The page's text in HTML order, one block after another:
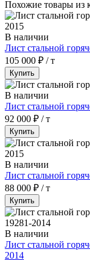
Похожие товары из
В наличии
Лист стальной
105 000 ₽ / т
Купить
В наличии
Лист стальной
92 000 ₽ / т
Купить
В наличии
Лист стальной
88 000 ₽ / т
Купить
В наличии
Лист стальной
2014